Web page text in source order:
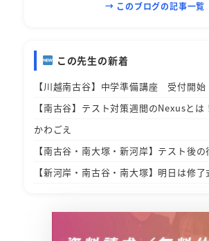
→ このブログの記事一覧
この先生の新着
【川越南古谷】中学準備講座 受付開始
【南古谷】テスト対策週間のNexusとは
かわごえ
【南古谷・南大塚・新河岸】テスト後
【新河岸・南古谷・南大塚】明日は修了